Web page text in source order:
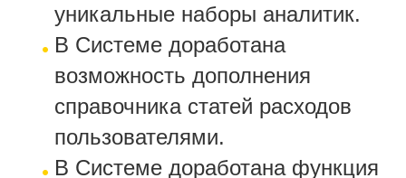
уникальные наборы аналитик.
В Системе доработана
возможность дополнения
справочника статей расходов
пользователями.
В Системе доработана функция